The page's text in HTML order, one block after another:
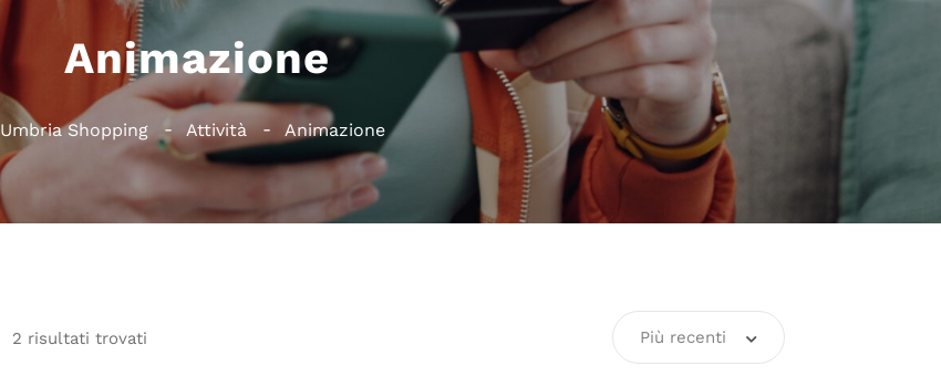
Animazione
Umbria Shopping Attività Animazione
2 risultati trovati Più recenti